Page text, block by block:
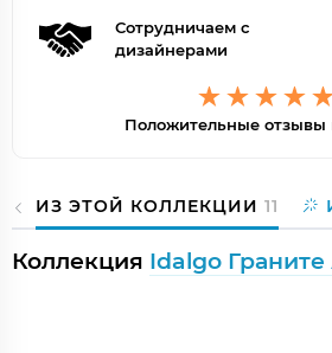
Сотрудничаем с
дизайнерами
Положительные отзывы
ИЗ ЭТОЙ КОЛЛЕКЦИИ 11
Коллекция Idalgo Граните